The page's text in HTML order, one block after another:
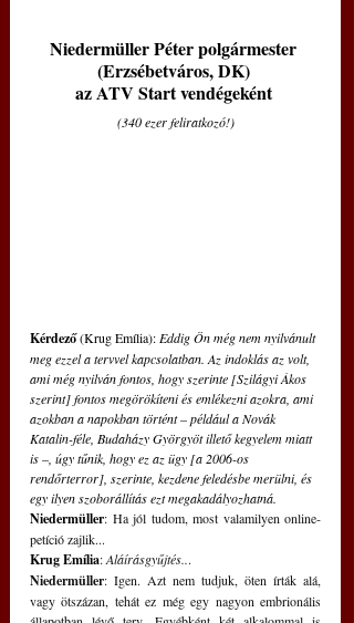
Niedermüller Péter polgármester
(Erzsébetváros, DK)
az ATV Start vendégeként
(340 ezer feliratkozó!)
Kérdező (Krug Emília): Eddig Ön még nem nyilvánult
meg ezzel a tervvel kapcsolatban. Az indoklás az volt,
ami még nyilván fontos, hogy szerinte [Szilágyi Ákos
szerint] fontos megörökíteni és emlékezni azokra, ami
azokban a napokban történt – például a Novák
Katalin-féle, Budaházy Györgyöt illető kegyelem miatt
is –, úgy tűnik, hogy ez az ügy [a 2006-os
rendőrterror], szerinte, kezdene feledésbe merülni, és
egy ilyen szoborállítás ezt megakadályozhatná.
Niedermüller: Ha jól tudom, most valamilyen online-
petíció zajlik...
Krug Emília: Aláírásgyűjtés...
Niedermüller: Igen. Azt nem tudjuk, öten írták alá,
vagy ötszázan, tehát ez még egy nagyon embrionális